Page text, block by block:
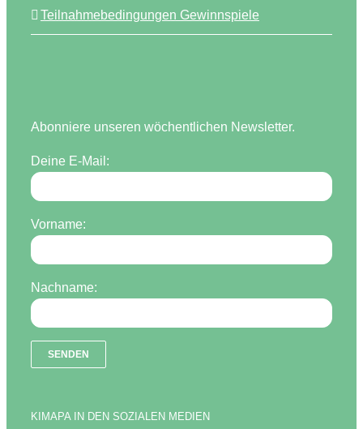
Teilnahmebedingungen Gewinnspiele
Abonniere unseren wöchentlichen Newsletter.
Deine E-Mail:
Vorname:
Nachname:
KIMAPA IN DEN SOZIALEN MEDIEN